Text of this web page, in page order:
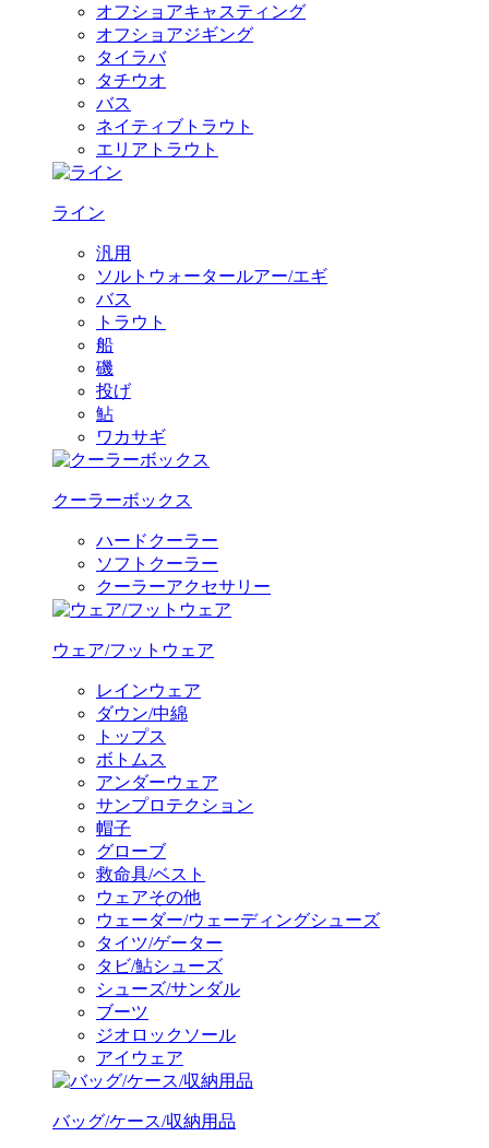
オフショアキャスティング
オフショアジギング
タイラバ
タチウオ
バス
ネイティブトラウト
エリアトラウト
ライン
汎用
ソルトウォータールアー/エギ
バス
トラウト
船
磯
投げ
鮎
ワカサギ
クーラーボックス
ハードクーラー
ソフトクーラー
クーラーアクセサリー
ウェア/フットウェア
レインウェア
ダウン/中綿
トップス
ボトムス
アンダーウェア
サンプロテクション
帽子
グローブ
救命具/ベスト
ウェアその他
ウェーダー/ウェーディングシューズ
タイツ/ゲーター
タビ/鮎シューズ
シューズ/サンダル
ブーツ
ジオロックソール
アイウェア
バッグ/ケース/収納用品